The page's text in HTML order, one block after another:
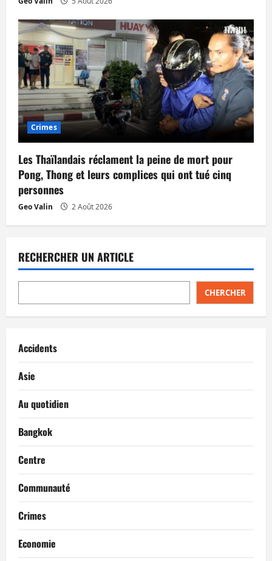
Crimes
Les Thaïlandais réclament la peine de mort pour
Pong, Thong et leurs complices qui ont tué cinq
personnes
Geo Valin 2 Août 2026
RECHERCHER UN ARTICLE
CHERCHER
Accidents
Asie
Au quotidien
Bangkok
Centre
Communauté
Crimes
Economie